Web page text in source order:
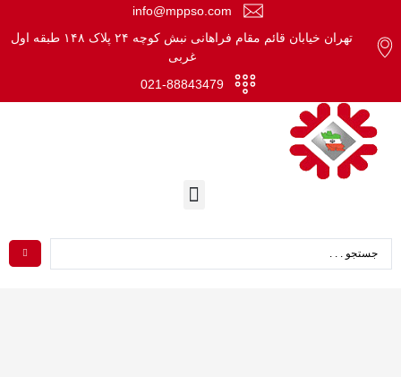
info@mppso.com
تهران خیابان قائم مقام فراهانی نبش کوچه ۲۴ پلاک ۱۴۸ طبقه اول
غربی
021-88843479